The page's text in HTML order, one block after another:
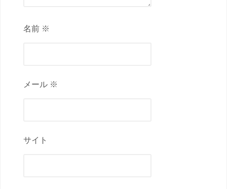
名前 ※
メール ※
サイト